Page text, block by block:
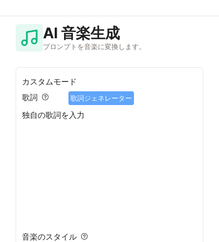
AI 音楽生成
プロンプトを音楽に変換します。
カスタムモード
歌詞
歌詞ジェネレーター
音楽のスタイル